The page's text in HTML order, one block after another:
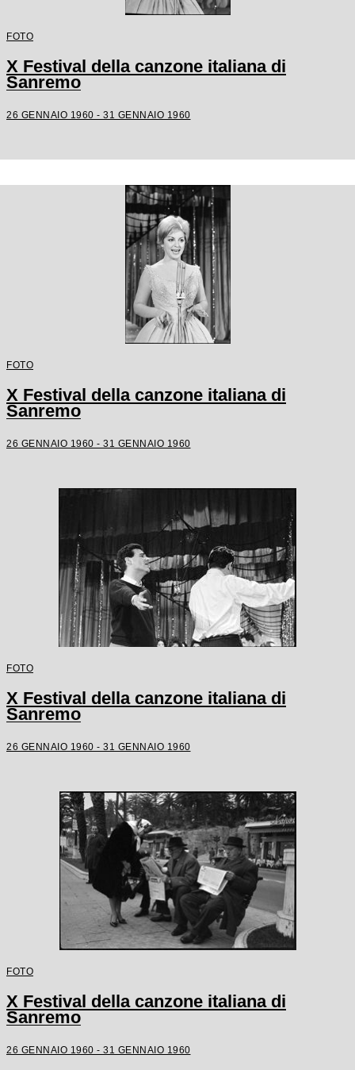
FOTO
X Festival della canzone italiana di
Sanremo
26 GENNAIO 1960 - 31 GENNAIO 1960
FOTO
X Festival della canzone italiana di
Sanremo
26 GENNAIO 1960 - 31 GENNAIO 1960
FOTO
X Festival della canzone italiana di
Sanremo
26 GENNAIO 1960 - 31 GENNAIO 1960
FOTO
X Festival della canzone italiana di
Sanremo
26 GENNAIO 1960 - 31 GENNAIO 1960